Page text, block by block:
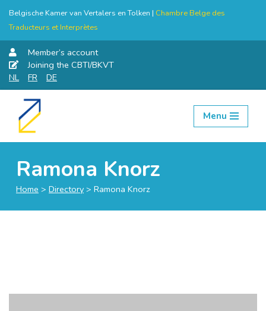
Belgische Kamer van Vertalers en Tolken | Chambre Belge des
Traducteurs et Interprètes
Member’s account
Joining the CBTI/BKVT
NL
FR DE
Skip
Menu
Ramona Knorz
Home > Directory > Ramona Knorz